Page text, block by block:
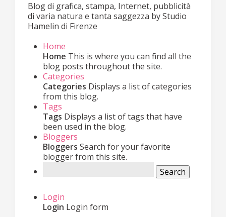
Blog di grafica, stampa, Internet, pubblicità
di varia natura e tanta saggezza by Studio
Hamelin di Firenze
Home
Home This is where you can find all the
blog posts throughout the site.
Categories
Categories Displays a list of categories
from this blog.
Tags
Tags Displays a list of tags that have
been used in the blog.
Bloggers
Bloggers Search for your favorite
blogger from this site.
Search
Login
Login Login form